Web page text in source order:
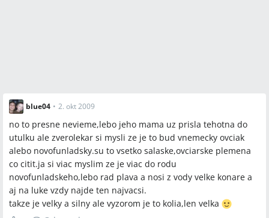
blue04 • 2. okt 2009
no to presne nevieme,lebo jeho mama uz prisla tehotna do
utulku ale zverolekar si mysli ze je to bud vnemecky ovciak
alebo novofunladsky.su to vsetko salaske,ovciarske plemena
co citit.ja si viac myslim ze je viac do rodu
novofunladskeho,lebo rad plava a nosi z vody velke konare a
aj na luke vzdy najde ten najvacsi.
takze je velky a silny ale vyzorom je to kolia,len velka